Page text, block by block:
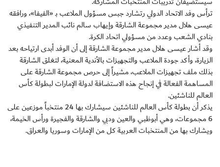
ترأس وفد الاتحاد الدولي رتشارد جبس مسؤول الملاعب بـ «الفيفا»، ورافقه
عيسى هلال مدير مجموعة الشارقة وإيهاب سالم نائب المدير التنفيذي
بنادي الشعب وعدد من مسؤولي اتحاد الكرة.
وقد أشار عيسى هلال مدير مجموعة الشارقة إلى أن الوفد أبدى ارتياحه بعد
الزيارة، وأكد جودة الملاعب والتجهيزات بالأندية المعنية، لتغلق الشارقة
بذلك ملف تجهيزات الملاعب، مشيراً إلى حرص مجموعة الشارقة على
المساهمة الفعالة في إنجاح هذه الاستضافة لدولة الإمارات لبطولة كأس
العالم للناشئين.
يذكر أن بطولة كأس العالم للناشئين سيشارك بها 24 منتخباً موزعين على
6 مجموعات، وهي أبوظبي والعين ودبي والشارقة والفجيرة ورأس الخيمة،
ويشارك بها من المنتخبات العربية كل من الإمارات وسوريا والعراق.